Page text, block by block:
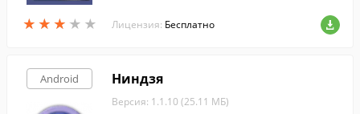
★ ★ ★ ★ ★
★ ★ ★ ★ ★
тправить друзьям.
Лицензия: Бесплатно
Android Ниндзя
Версия: 1.1.10 (25.11 МБ)